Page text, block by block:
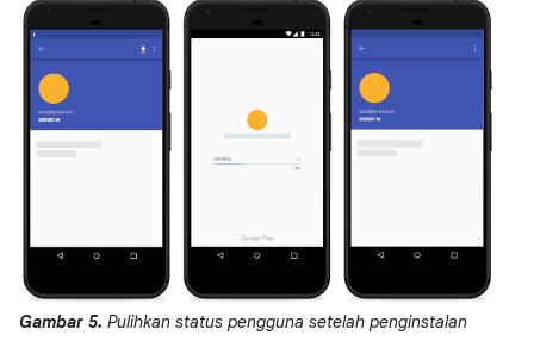
Gambar 5. Pulihkan status pengguna setelah penginstalan